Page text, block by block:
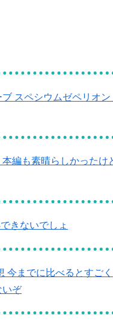
スペシウムゼペリオ
編も素晴らしかったけ
きないでしょ
今までに比べるとすご
いぞ